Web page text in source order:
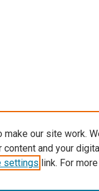
our site work.
and your
settings link. For